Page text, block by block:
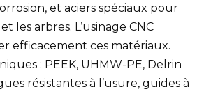
et aciers spéciaux pour
les arbres. L’usinage CNC
efficacement ces matériaux.
: PEEK, UHMW-PE, Delrin
résistantes à l’usure, guides à